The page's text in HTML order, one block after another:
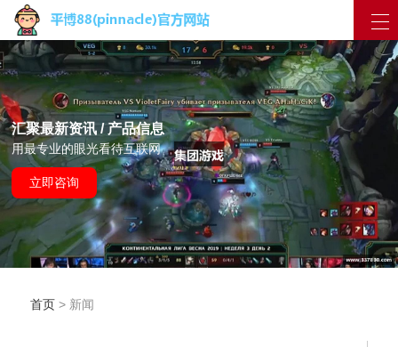
汇聚最新资讯 / 产品信息
用最专业的眼光看待互联网
立即咨询
首页> 新闻